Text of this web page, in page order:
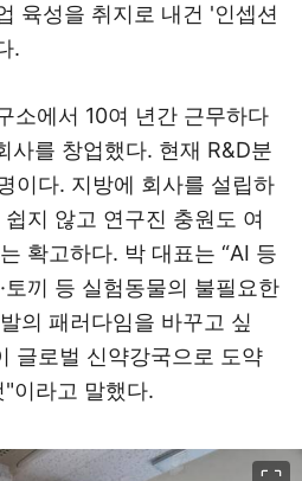
육성을 취지로 내건 '인셉션
.
소에서 10여 년간 근무하다
사를 창업했다. 현재 R&D분
이다. 지방에 회사를 설립하
지 않고 연구진 충원도 여
확고하다. 박 대표는 “AI 등
토끼 등 실험동물의 불필요한
의 패러다임을 바꾸고 싶
글로벌 신약강국으로 도약
이라고 말했다.